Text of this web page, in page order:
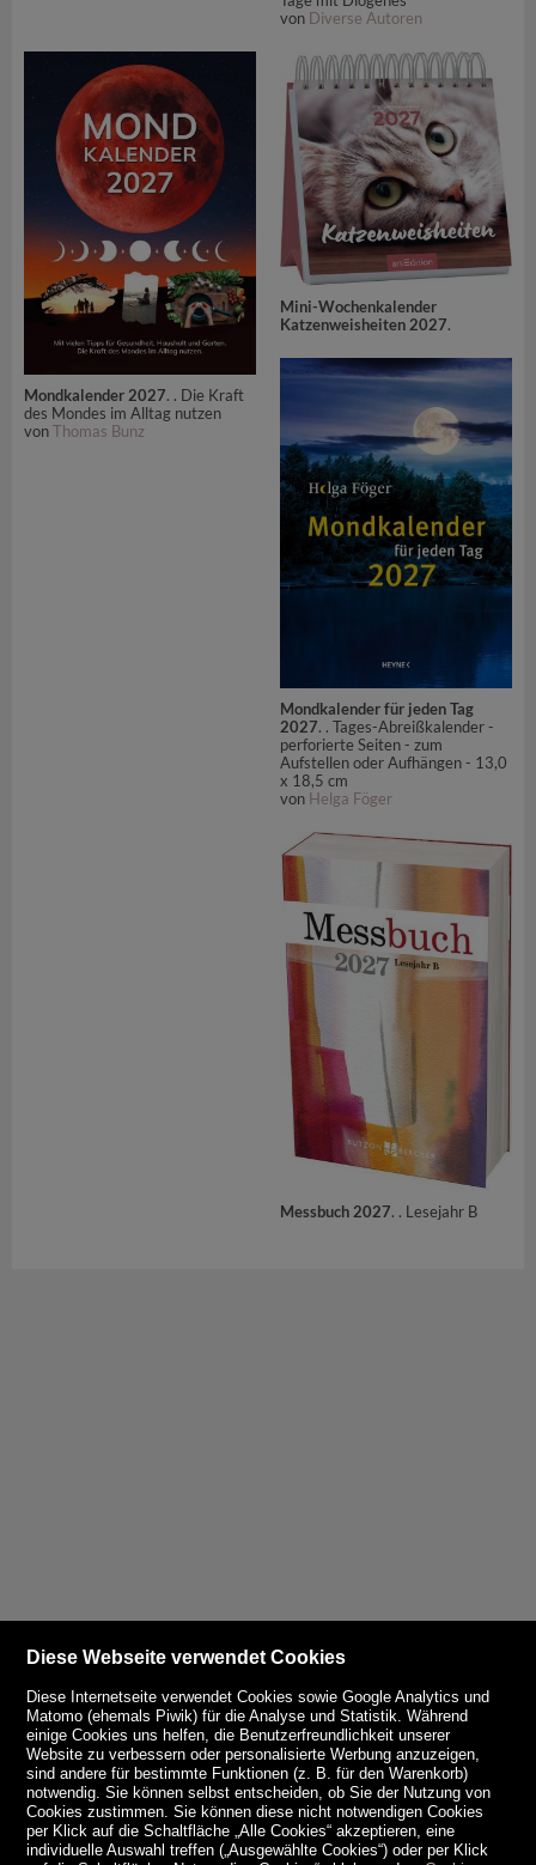
von Diverse Autoren
Mondkalender 2027. . Die Kraft
des Mondes im Alltag nutzen
vonThomas Bunz
Mini-Wochenkalender
Katzenweisheiten 2027.
Mondkalender für jeden Tag
2027. . Tages-Abreißkalender -
perforierte Seiten - zum
Aufstellen oder Aufhängen - 13,0
x 18,5 cm
von Helga Föger
Messbuch 2027. . Lesejahr B
Diese Webseite verwendet Cookies
Diese Internetseite verwendet Cookies sowie Google Analytics und
Matomo (ehemals Piwik) für die Analyse und Statistik. Während
einige Cookies uns helfen, die Benutzerfreundlichkeit unserer
Website zu verbessern oder personalisierte Werbung anzuzeigen,
sind andere für bestimmte Funktionen (z. B. für den Warenkorb)
notwendig. Sie können selbst entscheiden, ob Sie der Nutzung von
Cookies zustimmen. Sie können diese nicht notwendigen Cookies
per Klick auf die Schaltfläche „Alle Cookies“ akzeptieren, eine
individuelle Auswahl treffen („Ausgewählte Cookies“) oder per Klick